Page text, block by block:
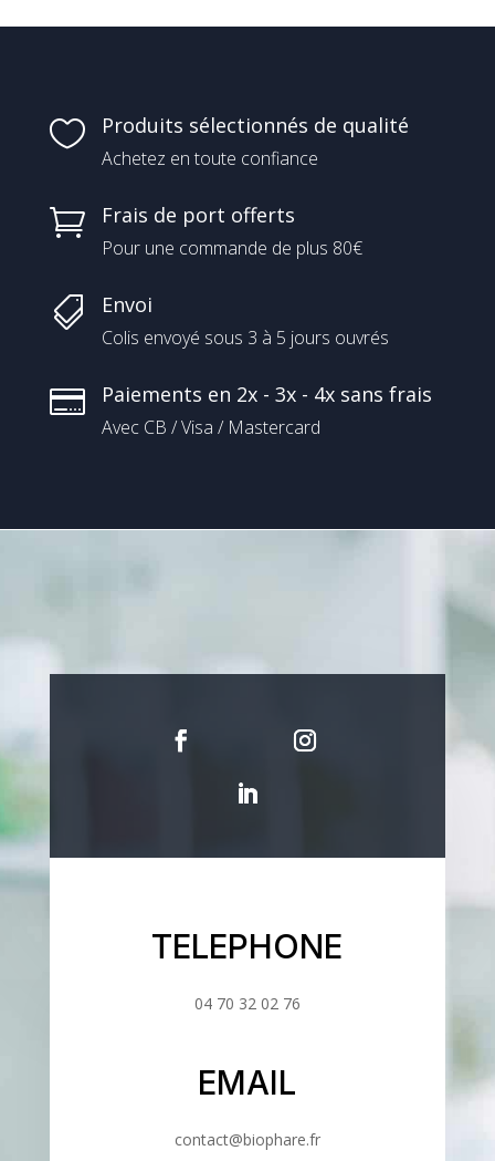
 Produits sélectionnés de qualité
Achetez en toute confiance
 Frais de port offerts
Pour une commande de plus 80€
 Envoi
Colis envoyé sous 3 à 5 jours ouvrés
 Paiements en 2x - 3x - 4x sans frais
Avec CB / Visa / Mastercard
TELEPHONE
04 70 32 02 76
EMAIL
contact@biophare.fr